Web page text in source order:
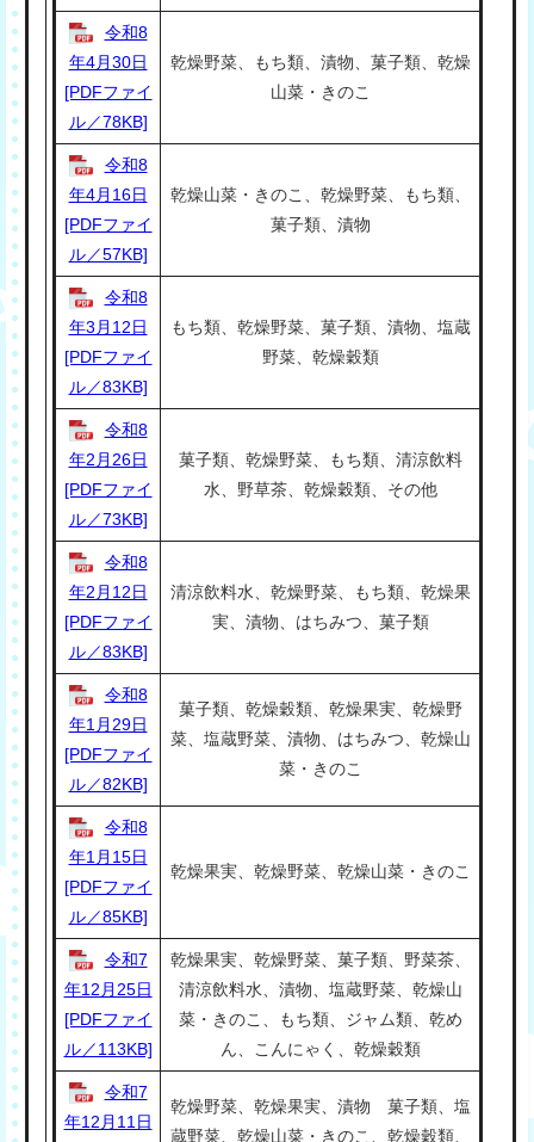
令和8
年4月30日
[PDFファイ
ル／78KB]
乾燥野菜、もち類、漬物、菓子類、乾燥
山菜・きのこ
令和8
年4月16日
[PDFファイ
ル／57KB]
乾燥山菜・きのこ、乾燥野菜、もち類、
菓子類、漬物
令和8
年3月12日
[PDFファイ
ル／83KB]
もち類、乾燥野菜、菓子類、漬物、塩蔵
野菜、乾燥穀類
令和8
年2月26日
[PDFファイ
ル／73KB]
菓子類、乾燥野菜、もち類、清涼飲料
水、野草茶、乾燥穀類、その他
令和8
年2月12日
[PDFファイ
ル／83KB]
清涼飲料水、乾燥野菜、もち類、乾燥果
実、漬物、はちみつ、菓子類
令和8
年1月29日
[PDFファイ
ル／82KB]
菓子類、乾燥穀類、乾燥果実、乾燥野
菜、塩蔵野菜、漬物、はちみつ、乾燥山
菜・きのこ
令和8
年1月15日
[PDFファイ
ル／85KB]
乾燥果実、乾燥野菜、乾燥山菜・きのこ
令和7
年12月25日
[PDFファイ
ル／113KB]
乾燥果実、乾燥野菜、菓子類、野菜茶、
清涼飲料水、漬物、塩蔵野菜、乾燥山
菜・きのこ、もち類、ジャム類、乾め
ん、こんにゃく、乾燥穀類
令和7
年12月11日
乾燥野菜、乾燥果実、漬物 菓子類、塩
蔵野菜、乾燥山菜・きのこ、乾燥穀類、